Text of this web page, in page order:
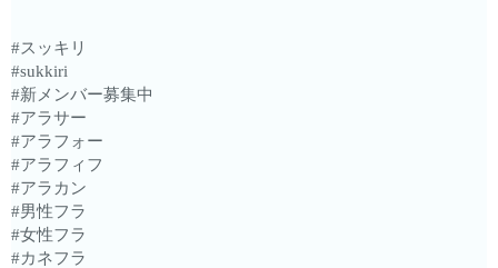
#スッキリ
#sukkiri
#新メンバー募集中
#アラサー
#アラフォー
#アラフィフ
#アラカン
#男性フラ
#女性フラ
#カネフラ